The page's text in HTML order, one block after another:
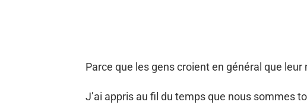
Parce que les gens croient en général que leur
J’ai appris au fil du temps que nous sommes